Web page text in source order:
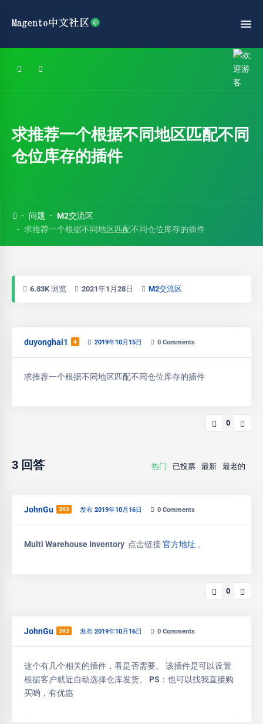
求推荐一个根据不同地区匹配不同
仓位库存的插件
问题
M2交流区
求推荐一个根据不同地区匹配不同仓位库存的插件
6.83K 浏览 2021年1月28日 M2交流区
duyonghai1 4 2019年10月15日 0 Comments
求推荐一个根据不同地区匹配不同仓位库存的插件
0
3 回答 热门 已投票 最新 最老的
JohnGu 393 发布 2019年10月16日 0 Comments
Multi Warehouse Inventory 点击链接官方地址 。
0
JohnGu 393 发布 2019年10月16日 0 Comments
这个有几个相关的插件，看是否需要。 该插件是可以设置
根据客户就近自动选择仓库发货。 PS：也可以找我直接购
买哟，有优惠